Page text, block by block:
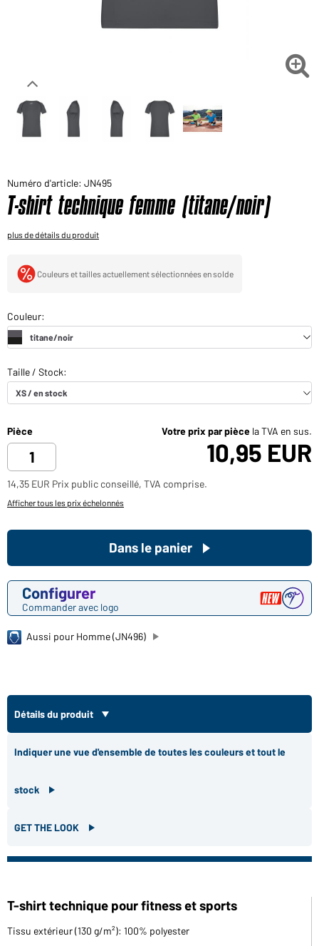
Voudriez-vous acheter des produits pour votre besoin

Numéro d'article: JN495
T-shirt technique femme (titane/noir)
plus de détails du produit
Couleurs et tailles actuellement sélectionnées en solde
Pièce Votre prix par pièce la TVA en sus.
10,95 EUR
14,35 EUR Prix public conseillé, TVA comprise.
Afficher tous les prix échelonnés
Configurer
Commander avec logo
Dans le panier
Aussi pour Homme (JN496)
Détails du produit
Indiquer une vue d'ensemble de toutes les couleurs et tout le
stock
GET THE LOOK
T-shirt technique pour fitness et sports
Tissu extérieur (130 g/m²): 100% polyester